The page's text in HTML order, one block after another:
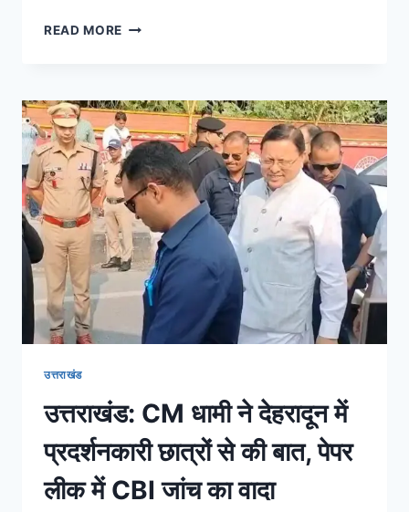
READ MORE
उत्तराखंड
उत्तराखंड: CM धामी ने देहरादून में
प्रदर्शनकारी छात्रों से की बात, पेपर
लीक में CBI जांच का वादा